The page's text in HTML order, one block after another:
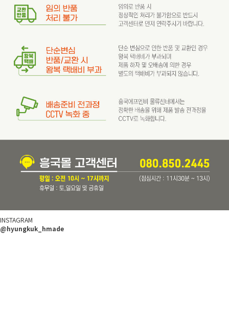
INSTAGRAM
@hyungkuk_hmade